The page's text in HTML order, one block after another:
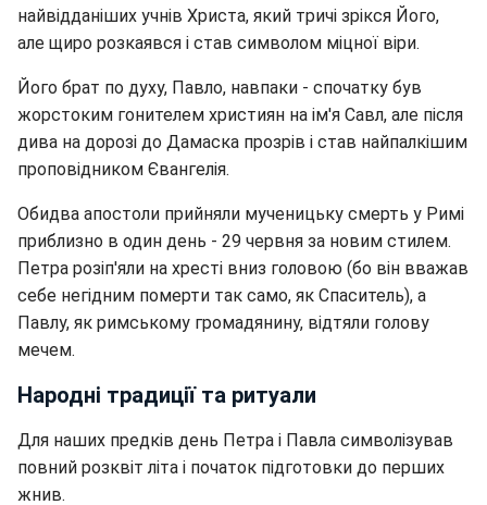
найвідданіших учнів Христа, який тричі зрікся Його,
але щиро розкаявся і став символом міцної віри.
Його брат по духу, Павло, навпаки - спочатку був
жорстоким гонителем християн на ім'я Савл, але після
дива на дорозі до Дамаска прозрів і став найпалкішим
проповідником Євангелія.
Обидва апостоли прийняли мученицьку смерть у Римі
приблизно в один день - 29 червня за новим стилем.
Петра розіп'яли на хресті вниз головою (бо він вважав
себе негідним померти так само, як Спаситель), а
Павлу, як римському громадянину, відтяли голову
мечем.
Народні традиції та ритуали
Для наших предків день Петра і Павла символізував
повний розквіт літа і початок підготовки до перших
жнив.